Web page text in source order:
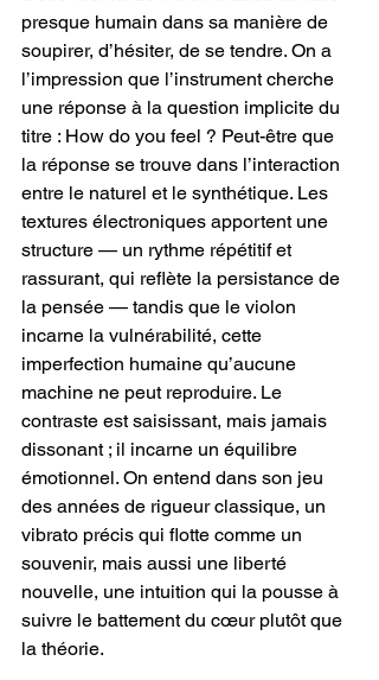
presque humain dans sa manière de
soupirer, d’hésiter, de se tendre. On a
l’impression que l’instrument cherche
une réponse à la question implicite du
titre : How do you feel ? Peut-être que
la réponse se trouve dans l’interaction
entre le naturel et le synthétique. Les
textures électroniques apportent une
structure — un rythme répétitif et
rassurant, qui reflète la persistance de
la pensée — tandis que le violon
incarne la vulnérabilité, cette
imperfection humaine qu’aucune
machine ne peut reproduire. Le
contraste est saisissant, mais jamais
dissonant ; il incarne un équilibre
émotionnel. On entend dans son jeu
des années de rigueur classique, un
vibrato précis qui flotte comme un
souvenir, mais aussi une liberté
nouvelle, une intuition qui la pousse à
suivre le battement du cœur plutôt que
la théorie.